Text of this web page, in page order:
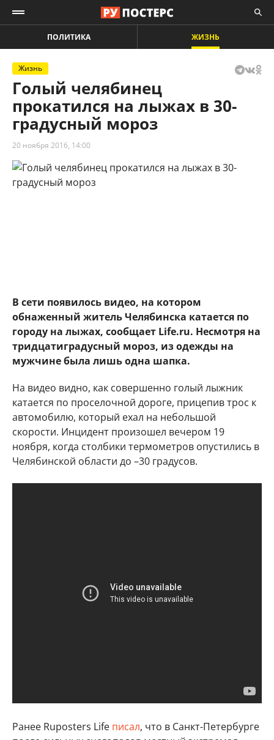
ПОЛИТИКА ЖИЗНЬ
Жизнь
Голый челябинец
прокатился на лыжах в 30-
градусный мороз
20 ноября 2016, 14:00
В сети появилось видео, на котором
обнаженный житель Челябинска катается по
городу на лыжах, сообщает Life.ru. Несмотря на
тридцатиградусный мороз, из одежды на
мужчине была лишь одна шапка.
На видео видно, как совершенно голый лыжник
катается по проселочной дороге, прицепив трос к
автомобилю, который ехал на небольшой
скорости. Инцидент произошел вечером 19
ноября, когда столбики термометров опустились в
Челябинской области до –30 градусов.
Ранее Ruposters Life писал, что в Санкт-Петербурге